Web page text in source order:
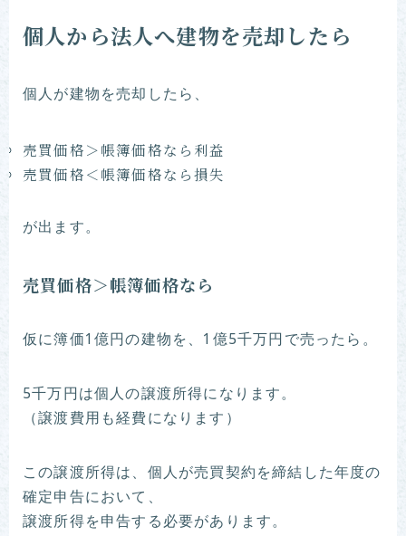
個人から法人へ建物を売却したら
個人が建物を売却したら、
売買価格＞帳簿価格なら利益
売買価格＜帳簿価格なら損失
が出ます。
売買価格＞帳簿価格なら
仮に簿価1億円の建物を、1億5千万円で売ったら。
5千万円は個人の譲渡所得になります。
（譲渡費用も経費になります）
この譲渡所得は、個人が売買契約を締結した年度の
確定申告において、
譲渡所得を申告する必要があります。